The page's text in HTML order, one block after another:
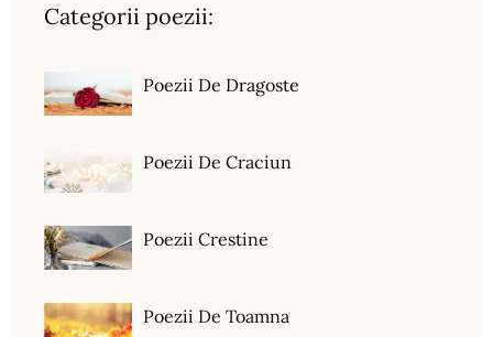
Categorii poezii:
Poezii De Dragoste
Poezii De Craciun
Poezii Crestine
Poezii De Toamna